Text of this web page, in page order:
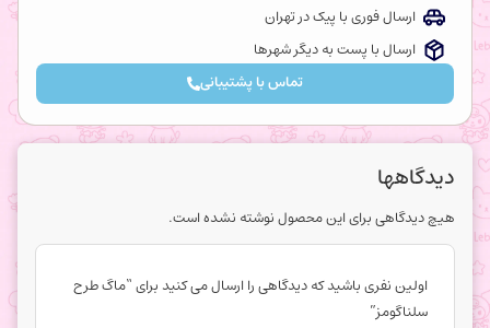
ارسال فوری با پیک در تهران
ارسال با پست به دیگر شهرها
تماس با پشتیبانی
دیدگاهها
هیچ دیدگاهی برای این محصول نوشته نشده است.
اولین نفری باشید که دیدگاهی را ارسال می کنید برای “ماگ طرح
سلناگومز”